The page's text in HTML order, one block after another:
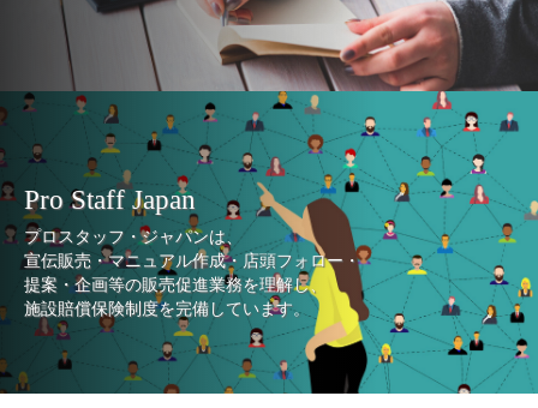
Pro Staff Japan
プロスタッフ・ジャパンは、
宣伝販売・マニュアル作成・店頭フォロー・
提案・企画等の販売促進業務を理解し、
施設賠償保険制度を完備しています。